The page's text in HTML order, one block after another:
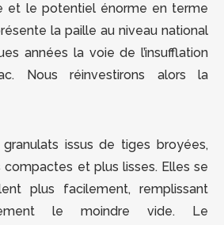
et le potentiel énorme en terme
la paille au niveau national
années la voie de l’insufflation
Nous réinvestirons alors la
issus de tiges broyées,
et plus lisses. Elles se
plus facilement, remplissant
le moindre vide. Le